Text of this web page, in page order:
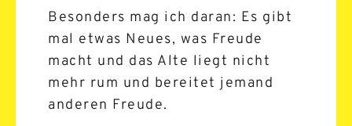
Besonders mag ich daran: Es gibt
mal etwas Neues, was Freude
macht und das Alte liegt nicht
mehr rum und bereitet jemand
anderen Freude.